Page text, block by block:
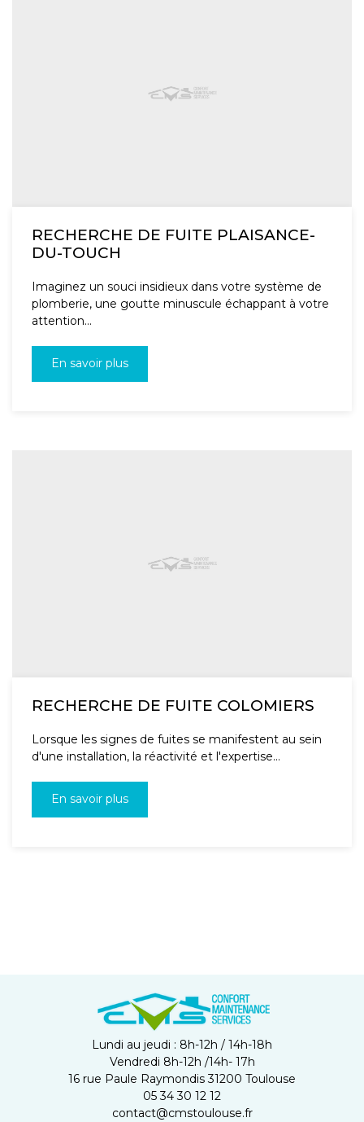
RECHERCHE DE FUITE PLAISANCE-
DU-TOUCH
Imaginez un souci insidieux dans votre système de
plomberie, une goutte minuscule échappant à votre
attention...
En savoir plus
RECHERCHE DE FUITE COLOMIERS
Lorsque les signes de fuites se manifestent au sein
d'une installation, la réactivité et l'expertise...
En savoir plus
Lundi au jeudi : 8h-12h / 14h-18h
Vendredi 8h-12h /14h- 17h
16 rue Paule Raymondis 31200 Toulouse
05 34 30 12 12
contact@cmstoulouse.fr